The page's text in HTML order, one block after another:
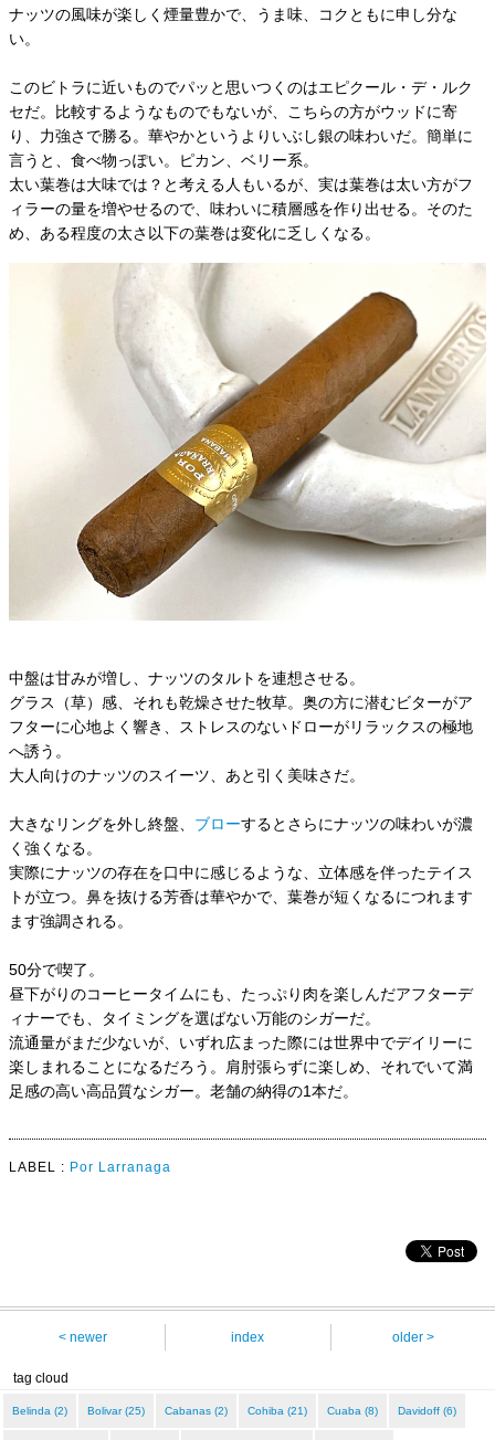
ナッツの風味が楽しく煙量豊かで、うま味、コクともに申し分な
い。
このビトラに近いものでパッと思いつくのはエピクール・デ・ルク
セだ。比較するようなものでもないが、こちらの方がウッドに寄
り、力強さで勝る。華やかというよりいぶし銀の味わいだ。簡単に
言うと、食べ物っぽい。ピカン、ベリー系。
太い葉巻は大味では？と考える人もいるが、実は葉巻は太い方がフ
ィラーの量を増やせるので、味わいに積層感を作り出せる。そのた
め、ある程度の太さ以下の葉巻は変化に乏しくなる。
中盤は甘みが増し、ナッツのタルトを連想させる。
グラス（草）感、それも乾燥させた牧草。奥の方に潜むビターがア
フターに心地よく響き、ストレスのないドローがリラックスの極地
へ誘う。
大人向けのナッツのスイーツ、あと引く美味さだ。
大きなリングを外し終盤、 ブローするとさらにナッツの味わいが濃
く強くなる。
実際にナッツの存在を口中に感じるような、立体感を伴ったテイス
トが立つ。鼻を抜ける芳香は華やかで、葉巻が短くなるにつれます
ます強調される。
50分で喫了。
昼下がりのコーヒータイムにも、たっぷり肉を楽しんだアフターデ
ィナーでも、タイミングを選ばない万能のシガーだ。
流通量がまだ少ないが、いずれ広まった際には世界中でデイリーに
楽しまれることになるだろう。肩肘張らずに楽しめ、それでいて満
足感の高い高品質なシガー。老舗の納得の1本だ。
LABEL : Por Larranaga
< newer index older >
tag cloud
Belinda (2) Bolivar (25) Cabanas (2) Cohiba (21) Cuaba (8) Davidoff (6)